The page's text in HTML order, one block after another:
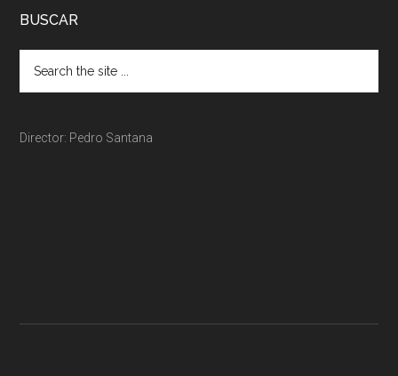
BUSCAR
Director: Pedro Santana